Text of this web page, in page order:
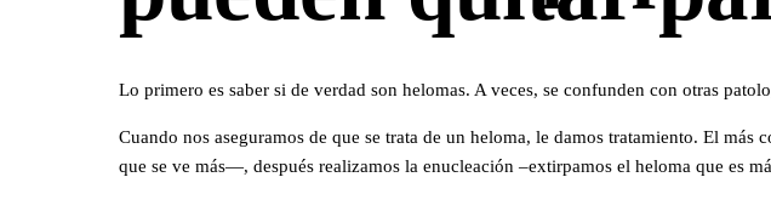
Lo primero es saber si de verdad son helomas. A veces, se confunden con otras
Cuando nos aseguramos de que se trata de un heloma, le damos tratamiento. El
que se ve más—, después realizamos la enucleación –extirpamos el heloma que es